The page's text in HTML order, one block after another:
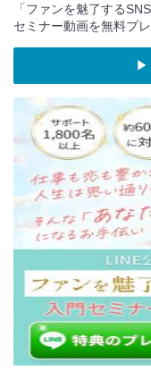
「ファンを魅了するSNS
セミナー動画を無料プレ
▶︎